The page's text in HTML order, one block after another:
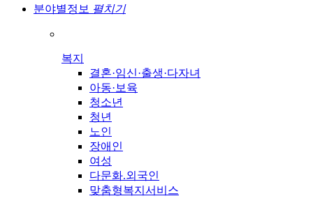
분야별정보 펼치기
복지
결혼·임신·출생·다자녀
아동·보육
청소년
청년
노인
장애인
여성
다문화.외국인
맞춤형복지서비스